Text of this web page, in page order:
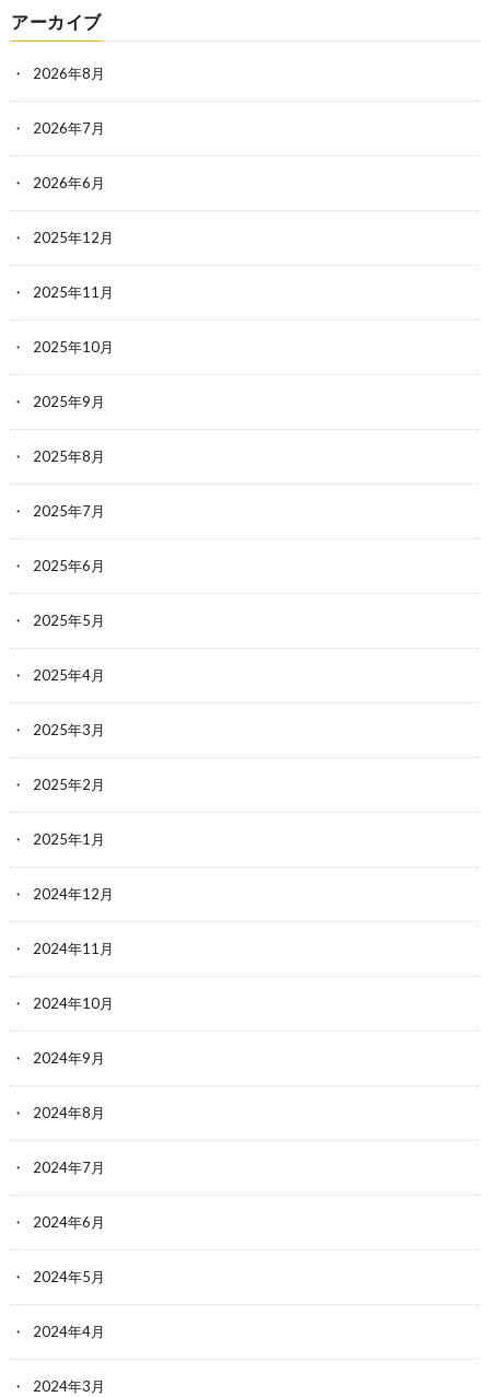
アーカイブ
2026年8月
2026年7月
2026年6月
2025年12月
2025年11月
2025年10月
2025年9月
2025年8月
2025年7月
2025年6月
2025年5月
2025年4月
2025年3月
2025年2月
2025年1月
2024年12月
2024年11月
2024年10月
2024年9月
2024年8月
2024年7月
2024年6月
2024年5月
2024年4月
2024年3月